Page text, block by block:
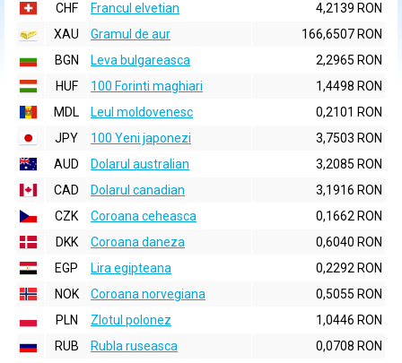
CHF
Francul elvetian
4,2139 RON
XAU
Gramul de aur
166,6507 RON
BGN
Leva bulgareasca
2,2965 RON
HUF
100 Forinti maghiari
1,4498 RON
MDL
Leul moldovenesc
0,2101 RON
JPY
100 Yeni japonezi
3,7503 RON
AUD
Dolarul australian
3,2085 RON
CAD
Dolarul canadian
3,1916 RON
CZK
Coroana ceheasca
0,1662 RON
DKK
Coroana daneza
0,6040 RON
EGP
Lira egipteana
0,2292 RON
NOK
Coroana norvegiana
0,5055 RON
PLN
Zlotul polonez
1,0446 RON
RUB
Rubla ruseasca
0,0708 RON